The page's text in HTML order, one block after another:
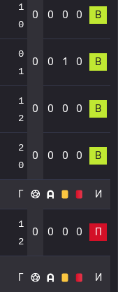
1
0
0 0 0 0 В
0
1
0 0 1 0 В
1
2
0 0 0 0 В
2
0
0 0 0 0 В
Г И
1
2
0 0 0 0 П
Г И